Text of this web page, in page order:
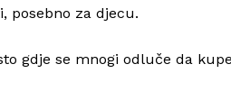
posebno za djecu.
gdje se mnogi odluče da